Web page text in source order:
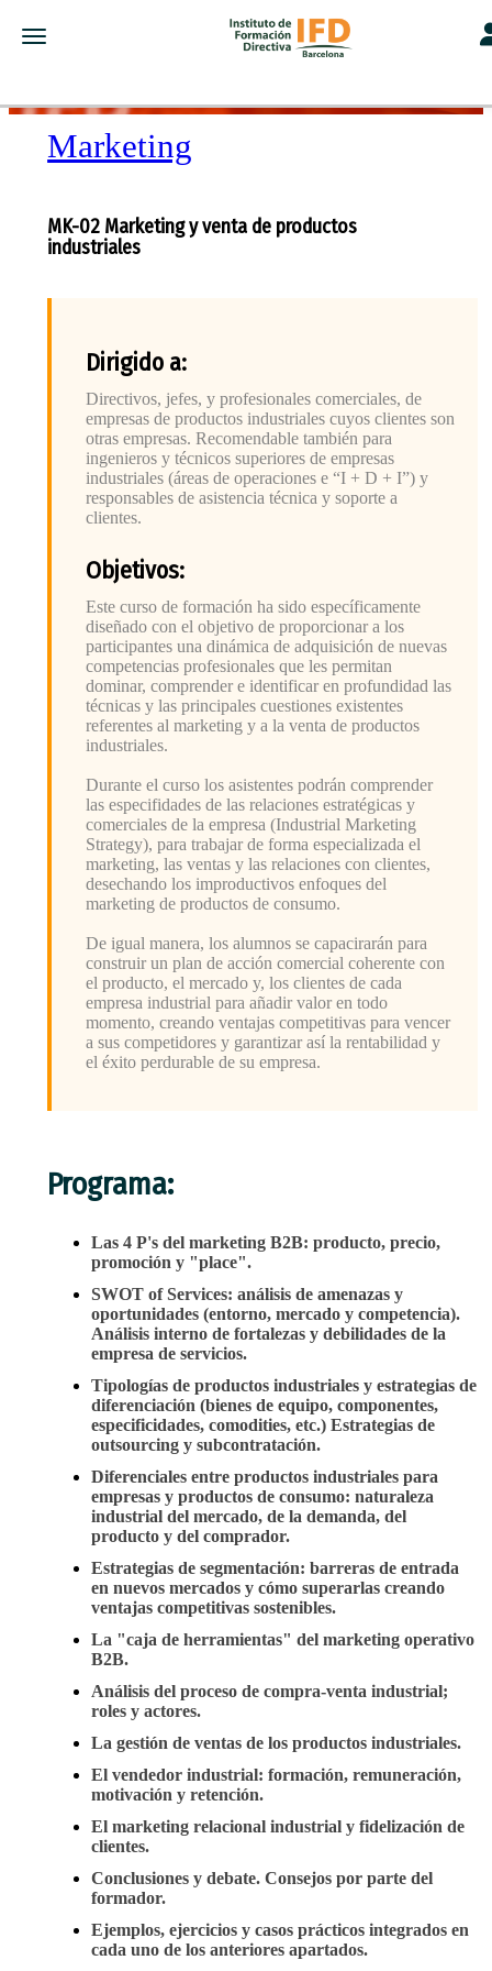
Toggle navigation
Marketing
MK-02 Marketing y venta de productos
industriales
Dirigido a:
Directivos, jefes, y profesionales comerciales, de
empresas de productos industriales cuyos clientes son
otras empresas. Recomendable también para
ingenieros y técnicos superiores de empresas
industriales (áreas de operaciones e “I + D + I”) y
responsables de asistencia técnica y soporte a
clientes.
Objetivos:
Este curso de formación ha sido específicamente
diseñado con el objetivo de proporcionar a los
participantes una dinámica de adquisición de nuevas
competencias profesionales que les permitan
dominar, comprender e identificar en profundidad las
técnicas y las principales cuestiones existentes
referentes al marketing y a la venta de productos
industriales.
Durante el curso los asistentes podrán comprender
las especifidades de las relaciones estratégicas y
comerciales de la empresa (Industrial Marketing
Strategy), para trabajar de forma especializada el
marketing, las ventas y las relaciones con clientes,
desechando los improductivos enfoques del
marketing de productos de consumo.
De igual manera, los alumnos se capacirarán para
construir un plan de acción comercial coherente con
el producto, el mercado y, los clientes de cada
empresa industrial para añadir valor en todo
momento, creando ventajas competitivas para vencer
a sus competidores y garantizar así la rentabilidad y
el éxito perdurable de su empresa.
Programa:
Las 4 P's del marketing B2B: producto, precio,
promoción y "place".
SWOT of Services: análisis de amenazas y
oportunidades (entorno, mercado y competencia).
Análisis interno de fortalezas y debilidades de la
empresa de servicios.
Tipologías de productos industriales y estrategias de
diferenciación (bienes de equipo, componentes,
especificidades, comodities, etc.) Estrategias de
outsourcing y subcontratación.
Diferenciales entre productos industriales para
empresas y productos de consumo: naturaleza
industrial del mercado, de la demanda, del
producto y del comprador.
Estrategias de segmentación: barreras de entrada
en nuevos mercados y cómo superarlas creando
ventajas competitivas sostenibles.
La "caja de herramientas" del marketing operativo
B2B.
Análisis del proceso de compra-venta industrial;
roles y actores.
La gestión de ventas de los productos industriales.
El vendedor industrial: formación, remuneración,
motivación y retención.
El marketing relacional industrial y fidelización de
clientes.
Conclusiones y debate. Consejos por parte del
formador.
Ejemplos, ejercicios y casos prácticos integrados en
cada uno de los anteriores apartados.